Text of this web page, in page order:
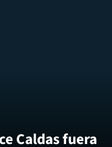
Caldas fuera